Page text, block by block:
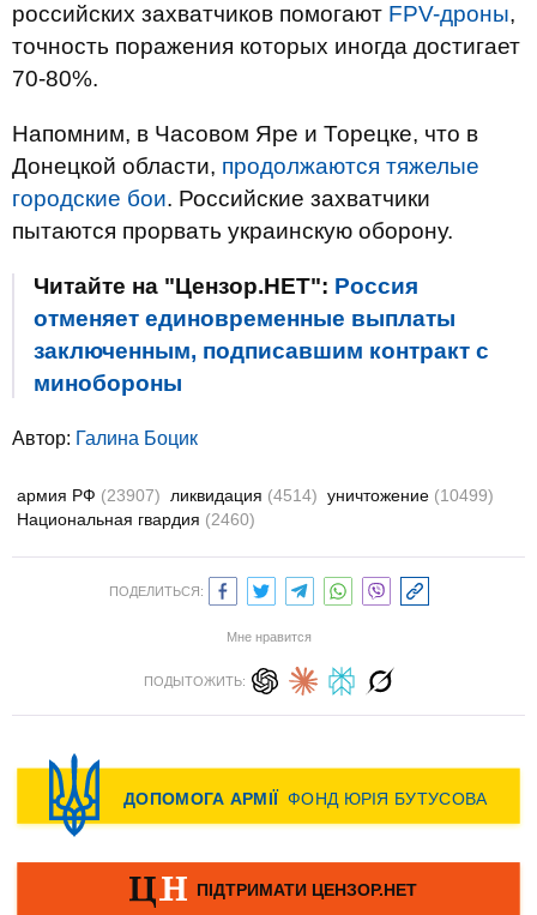
российских захватчиков помогают FPV-дроны,
точность поражения которых иногда достигает
70-80%.
Напомним, в Часовом Яре и Торецке, что в
Донецкой области, продолжаются тяжелые
городские бои. Российские захватчики
пытаются прорвать украинскую оборону.
Читайте на "Цензор.НЕТ": Россия
отменяет единовременные выплаты
заключенным, подписавшим контракт c
минобороны
Автор: Галина Боцик
армия РФ (23907) ликвидация (4514) уничтожение (10499)
Национальная гвардия (2460)
ПОДЕЛИТЬСЯ:
Мне нравится
ПОДЫТОЖИТЬ: